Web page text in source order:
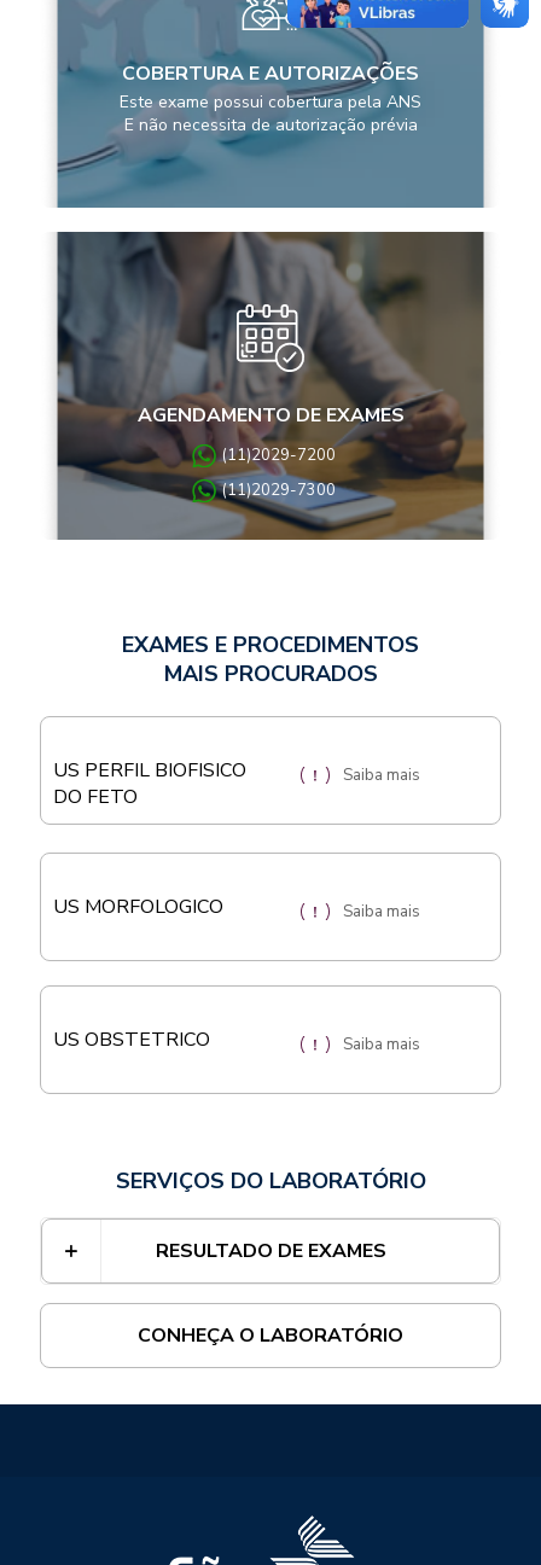
COBERTURA E AUTORIZAÇÕES
Este exame possui cobertura pela ANS
E não necessita de autorização prévia
AGENDAMENTO DE EXAMES
(11)2029-7200
(11)2029-7300
EXAMES E PROCEDIMENTOS
MAIS PROCURADOS
US PERFIL BIOFISICO
DO FETO
Saiba mais
US MORFOLOGICO Saiba mais
US OBSTETRICO Saiba mais
SERVIÇOS DO LABORATÓRIO
RESULTADO DE EXAMES
CONHEÇA O LABORATÓRIO